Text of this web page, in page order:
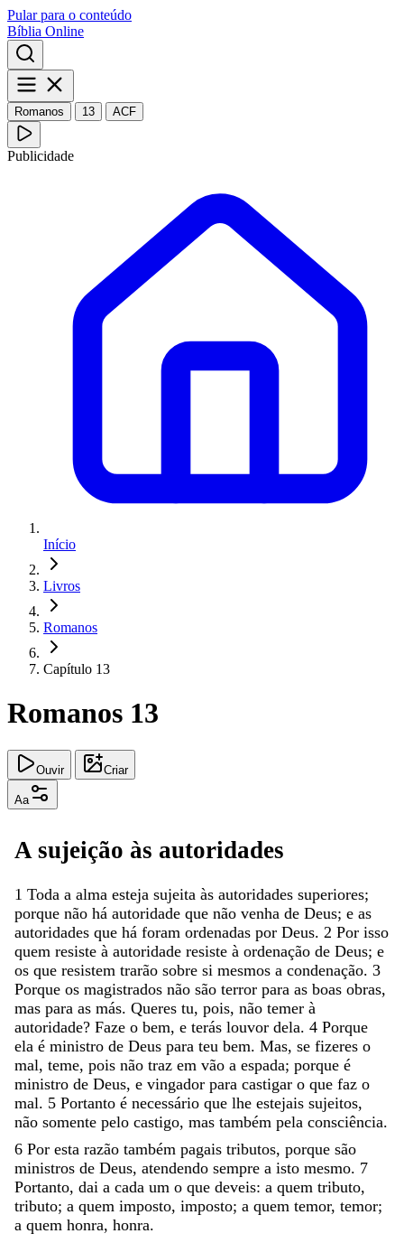
Pular para o conteúdo
Bíblia Online
Romanos 13 ACF
Publicidade
Início
Livros
Romanos
Capítulo 13
Romanos 13
Ouvir Criar
Aa
A sujeição às autoridades
1 Toda a alma esteja sujeita às autoridades superiores;
porque não há autoridade que não venha de Deus; e as
autoridades que há foram ordenadas por Deus. 2 Por isso
quem resiste à autoridade resiste à ordenação de Deus; e
os que resistem trarão sobre si mesmos a condenação. 3
Porque os magistrados não são terror para as boas obras,
mas para as más. Queres tu, pois, não temer à
autoridade? Faze o bem, e terás louvor dela. 4 Porque
ela é ministro de Deus para teu bem. Mas, se fizeres o
mal, teme, pois não traz em vão a espada; porque é
ministro de Deus, e vingador para castigar o que faz o
mal. 5 Portanto é necessário que lhe estejais sujeitos,
não somente pelo castigo, mas também pela consciência.
6 Por esta razão também pagais tributos, porque são
ministros de Deus, atendendo sempre a isto mesmo. 7
Portanto, dai a cada um o que deveis: a quem tributo,
tributo; a quem imposto, imposto; a quem temor, temor;
a quem honra, honra.